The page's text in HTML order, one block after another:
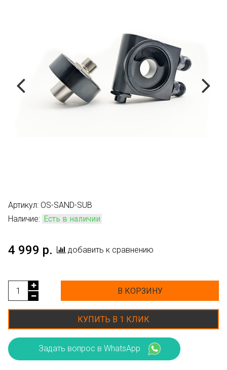
Артикул: OS-SAND-SUB
Наличие: Есть в наличии
4 999 р. добавить к сравнению
В КОРЗИНУ
КУПИТЬ В 1 КЛИК
Задать вопрос в WhatsApp